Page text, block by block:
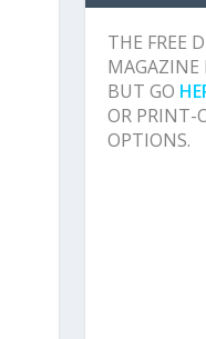
THE FREE
MAGAZINE
BUT GO
OR PRINT-
OPTIONS.